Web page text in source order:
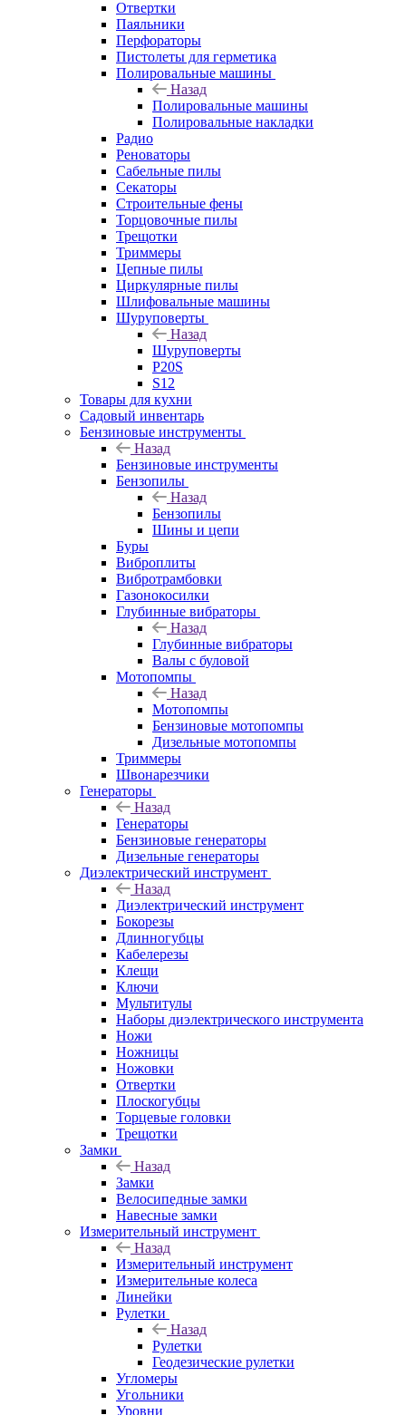
Отвертки
Паяльники
Перфораторы
Пистолеты для герметика
Полировальные машины
Назад
Полировальные машины
Полировальные накладки
Радио
Реноваторы
Сабельные пилы
Секаторы
Строительные фены
Торцовочные пилы
Трещотки
Триммеры
Цепные пилы
Циркулярные пилы
Шлифовальные машины
Шуруповерты
Назад
Шуруповерты
P20S
S12
Товары для кухни
Садовый инвентарь
Бензиновые инструменты
Назад
Бензиновые инструменты
Бензопилы
Назад
Бензопилы
Шины и цепи
Буры
Виброплиты
Вибротрамбовки
Газонокосилки
Глубинные вибраторы
Назад
Глубинные вибраторы
Валы с буловой
Мотопомпы
Назад
Мотопомпы
Бензиновые мотопомпы
Дизельные мотопомпы
Триммеры
Швонарезчики
Генераторы
Назад
Генераторы
Бензиновые генераторы
Дизельные генераторы
Диэлектрический инструмент
Назад
Диэлектрический инструмент
Бокорезы
Длинногубцы
Кабелерезы
Клещи
Ключи
Мультитулы
Наборы диэлектрического инструмента
Ножи
Ножницы
Ножовки
Отвертки
Плоскогубцы
Торцевые головки
Трещотки
Замки
Назад
Замки
Велосипедные замки
Навесные замки
Измерительный инструмент
Назад
Измерительный инструмент
Измерительные колеса
Линейки
Рулетки
Назад
Рулетки
Геодезические рулетки
Угломеры
Угольники
Уровни